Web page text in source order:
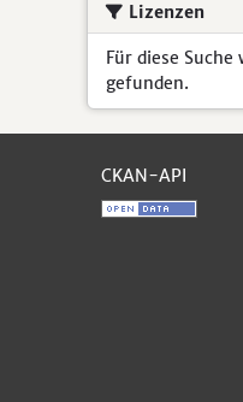
Lizenzen
Für diese Suche
gefunden.
CKAN-API